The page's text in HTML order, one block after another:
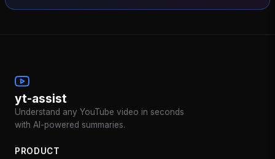
yt-assist
Understand any YouTube video in seconds
with AI-powered summaries.
PRODUCT